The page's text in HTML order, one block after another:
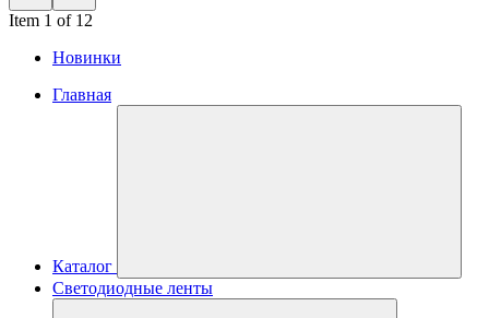
Item 1 of 12
Новинки
Главная
Каталог
Светодиодные ленты